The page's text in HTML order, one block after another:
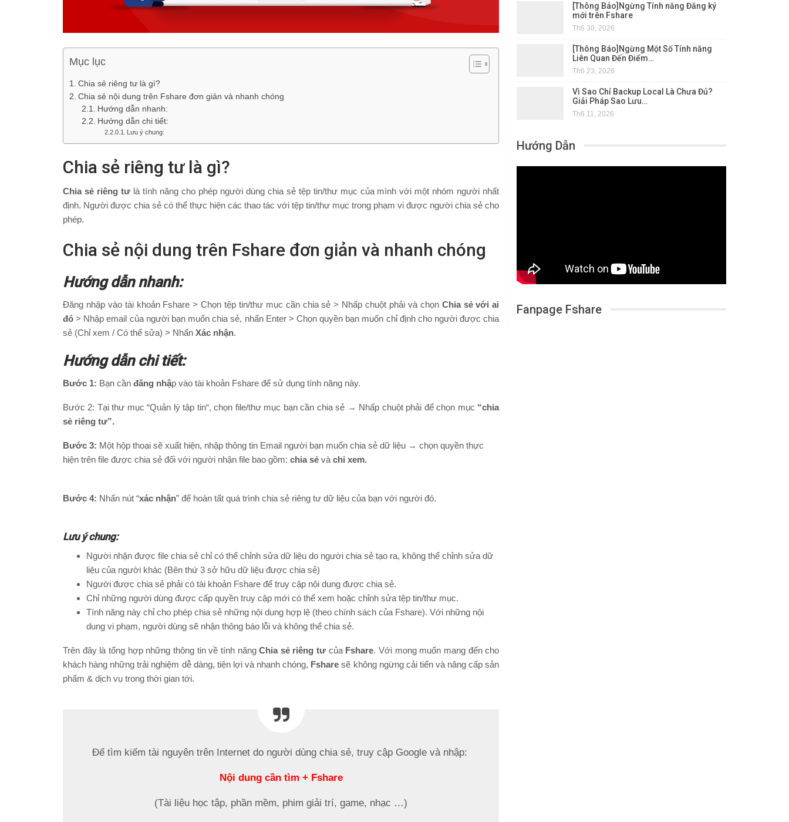
Mục lục
Chia sẻ riêng tư là gì?
Chia sẻ nội dung trên Fshare đơn giản và nhanh chóng
Hướng dẫn nhanh:
Hướng dẫn chi tiết:
Lưu ý chung:
Chia sẻ riêng tư là gì?
Chia sẻ riêng tưlà tính năng cho phép người dùng chia sẻ tệp tin/thư mục của mình với một nhóm người nhất
định. Người được chia sẻ có thể thực hiện các thao tác với tệp tin/thư mục trong phạm vi được người chia sẻ cho
phép.
Chia sẻ nội dung trên Fshare đơn giản và nhanh chóng
Hướng dẫn nhanh:
Đăng nhập vào tài khoản Fshare > Chọn tệp tin/thư mục cần chia sẻ > Nhấp chuột phải và chọn Chia sẻ với ai
đó> Nhập email của người bạn muốn chia sẻ, nhấn Enter > Chọn quyền bạn muốn chỉ định cho người được chia
sẻ (Chỉ xem / Có thể sửa) > Nhấn Xác nhận.
Hướng dẫn chi tiết:
Bước 1: Bạn cần đăng nhập vào tài khoản Fshare để sử dụng tính năng này.
Bước 2: Tại thư mục “Quản lý tập tin“,chọn file/thư mục bạn cần chia sẻ → Nhấp chuột phải để chọn mục “chia
sẻ riêng tư”.
Bước 3: Một hộp thoại sẽ xuất hiện, nhập thông tin Email người bạn muốn chia sẻ dữ liệu → chọn quyền thực
hiện trên file được chia sẻ đối với người nhận file bao gồm: chia sẻ vàchỉ xem.
Bước 4: Nhấn nút “xác nhận” để hoàn tất quá trình chia sẻ riêng tư dữ liệu của bạn với người đó.
Lưu ý chung:
Người nhận được file chia sẻ chỉ có thể chỉnh sửa dữ liệu do người chia sẻ tạo ra, không thể chỉnh sửa dữ
liệu của người khác (Bên thứ 3 sở hữu dữ liệu được chia sẻ)
Người được chia sẻ phải có tài khoản Fshare để truy cập nội dung được chia sẻ.
Chỉ những người dùng được cấp quyền truy cập mới có thể xem hoặc chỉnh sửa tệp tin/thư mục.
Tính năng này chỉ cho phép chia sẻ những nội dung hợp lệ (theo chính sách của Fshare). Với những nội
dung vi phạm, người dùng sẽ nhận thông báo lỗi và không thể chia sẻ.
Trên đây là tổng hợp những thông tin về tính năngChia sẻ riêng tư của Fshare. Với mong muốn mang đến cho
khách hàng những trải nghiệm dễ dàng, tiện lợi và nhanh chóng, Fshare sẽ không ngừng cải tiến và nâng cấp sản
phẩm & dịch vụ trong thời gian tới.
Để tìm kiếm tài nguyên trên Internet do người dùng chia sẻ, truy cập Google và nhập:
Nội dung cần tìm + Fshare
(Tài liệu học tập, phần mềm, phim giải trí, game, nhạc …)
[Thông Báo]Ngừng Tính năng Đăng ký
mới trên Fshare
Th6 30, 2026
[Thông Báo]Ngừng Một Số Tính năng
Liên Quan Đến Điểm…
Th6 23, 2026
Vì Sao Chỉ Backup Local Là Chưa Đủ?
Giải Pháp Sao Lưu…
Th6 11, 2026
Hướng Dẫn
Fanpage Fshare